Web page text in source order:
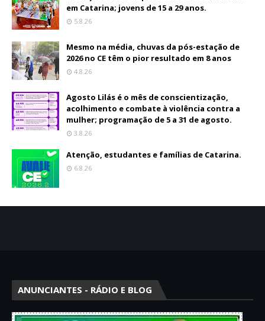
em Catarina; jovens de 15 a 29 anos.
5.8.26
Mesmo na média, chuvas da pós-estação de
2026 no CE têm o pior resultado em 8 anos
4.8.26
Agosto Lilás é o mês de conscientização,
acolhimento e combate à violência contra a
mulher; programação de 5 a 31 de agosto.
3.8.26
Atenção, estudantes e famílias de Catarina.
6.8.26
ANUNCIANTES - RÁDIO E BLOG